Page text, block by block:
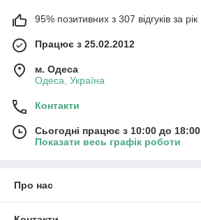
95% позитивних з 307 відгуків за рік
Працює з 25.02.2012
м. Одеса
Одеса, Україна
Контакти
Сьогодні працює з 10:00 до 18:00
Показати весь графік роботи
Про нас